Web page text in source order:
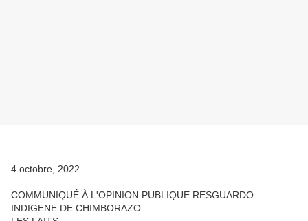
4 octobre, 2022
COMMUNIQUÉ À L'OPINION PUBLIQUE RESGUARDO
INDIGENE DE CHIMBORAZO.